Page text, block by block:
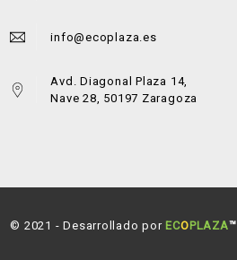
info@ecoplaza.es
Avd. Diagonal Plaza 14,
Nave 28, 50197 Zaragoza
© 2021 - Desarrollado por ECOPLAZA™